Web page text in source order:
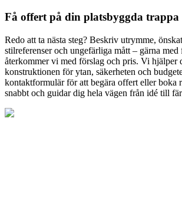
Få offert på din platsbyggda trappa
Redo att ta nästa steg? Beskriv utrymme,
stilreferenser och ungefärliga mått – gärna med
återkommer vi med förslag och pris. Vi hjälper
konstruktionen för ytan, säkerheten och
kontaktformulär för att begära offert eller boka
snabbt och guidar dig hela vägen från idé till